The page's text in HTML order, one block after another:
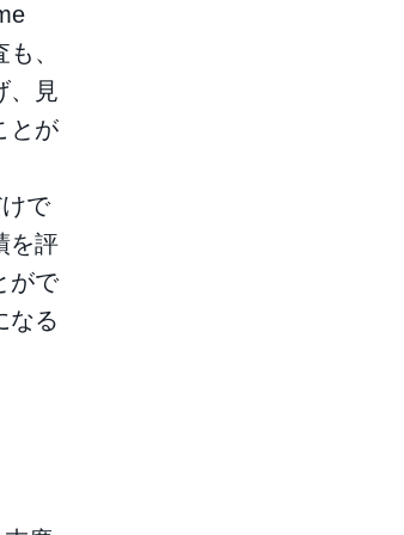
、
、見
とが
で
を評
がで
なる